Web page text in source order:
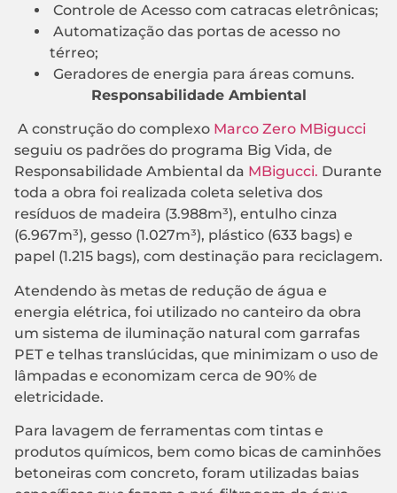
Controle de Acesso com catracas eletrônicas;
Automatização das portas de acesso no
térreo;
Geradores de energia para áreas comuns.
Responsabilidade Ambiental
A construção do complexo Marco Zero MBigucci
seguiu os padrões do programa Big Vida, de
Responsabilidade Ambiental da MBigucci. Durante
toda a obra foi realizada coleta seletiva dos
resíduos de madeira (3.988m³), entulho cinza
(6.967m³), gesso (1.027m³), plástico (633 bags) e
papel (1.215 bags), com destinação para reciclagem.
Atendendo às metas de redução de água e
energia elétrica, foi utilizado no canteiro da obra
um sistema de iluminação natural com garrafas
PET e telhas translúcidas, que minimizam o uso de
lâmpadas e economizam cerca de 90% de
eletricidade.
Para lavagem de ferramentas com tintas e
produtos químicos, bem como bicas de caminhões
betoneiras com concreto, foram utilizadas baias